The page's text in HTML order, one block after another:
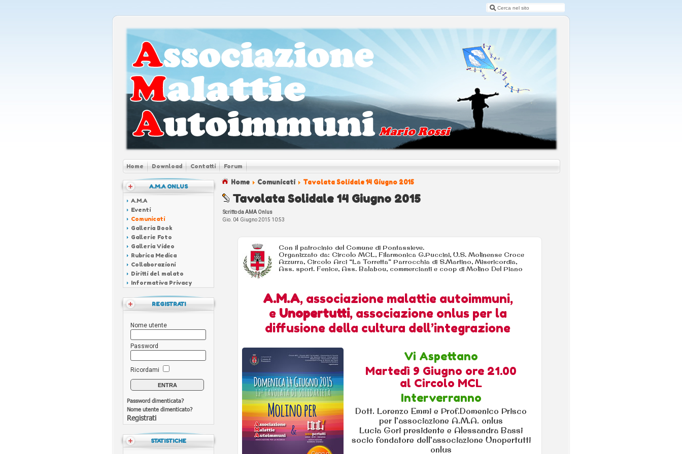
Home Download Contatti Forum
A.M.A ONLUS
A.M.A
Eventi
Comunicati
Galleria Book
Gallerie Foto
Galleria Video
Rubrica Medica
Collaborazioni
Diritti del malato
Informativa Privacy
REGISTRATI
Nome utente
Password
Ricordami
Password dimenticata?
Nome utente dimenticato?
Registrati
STATISTICHE
Home Comunicati Tavolata Solidale 14 Giugno 2015
Tavolata Solidale 14 Giugno 2015
Scritto da AMA Onlus
Gio. 04 Giugno 2015 10:53
Con il patrocinio del Comune di Pontassieve.
Organizzato da: Circolo MCL, Filarmonica G.Puccini, U.S. Molinense Croce
Azzurra, Circolo Arci “La Torretta” Parrocchia di S.Martino, Misericordia,
Ass. sport. Fenice, Ass. Balabou, commercianti e coop di Molino Del Piano
A.M.A, associazione malattie autoimmuni,
e Unopertutti, associazione onlus per la
diffusione della cultura dell’integrazione
Vi Aspettano
Martedì 9 Giugno ore 21.00
al Circolo MCL
Interverranno
Dott. Lorenzo Emmi e Prof.Domenico Prisco
per l’associazione A.M.A. onlus
Lucia Gori presidente e Alessandra Bassi
socio fondatore dell’associazione Unopertutti
onlus